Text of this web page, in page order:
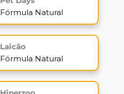
Fórmula Natural
Laicão
Fórmula Natural